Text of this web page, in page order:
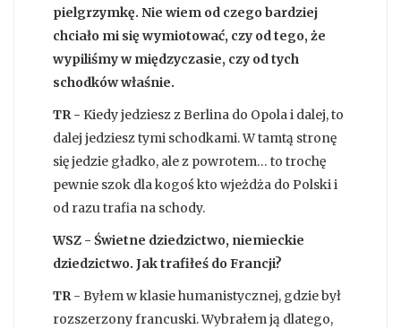
pielgrzymkę. Nie wiem od czego bardziej
chciało mi się wymiotować, czy od tego, że
wypiliśmy w międzyczasie, czy od tych
schodków właśnie.
TR - Kiedy jedziesz z Berlina do Opola i dalej, to
dalej jedziesz tymi schodkami. W tamtą stronę
się jedzie gładko, ale z powrotem… to trochę
pewnie szok dla kogoś kto wjeżdża do Polski i
od razu trafia na schody.
WSZ - Świetne dziedzictwo, niemieckie
dziedzictwo. Jak trafiłeś do Francji?
TR- Byłem w klasie humanistycznej, gdzie był
rozszerzony francuski. Wybrałem ją dlatego,